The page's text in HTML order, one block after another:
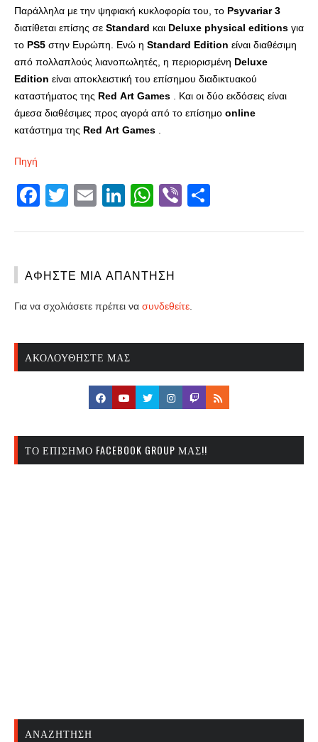
Παράλληλα με την ψηφιακή κυκλοφορία του, το Psyvariar 3
διατίθεται επίσης σε Standard και Deluxe physical editions για
το PS5 στην Ευρώπη. Ενώ η Standard Edition είναι διαθέσιμη
από πολλαπλούς λιανοπωλητές, η περιορισμένη Deluxe
Edition είναι αποκλειστική του επίσημου διαδικτυακού
καταστήματος της Red Art Games . Και οι δύο εκδόσεις είναι
άμεσα διαθέσιμες προς αγορά από το επίσημο online
κατάστημα της Red Art Games
Πηγή
Facebook
Twitter
EmailLinkedIn
WhatsApp
Viber
ΑΦΉΣΤΕ ΜΙΑ ΑΠΆΝΤΗΣΗ
Για να σχολιάσετε πρέπει να συνδεθείτε
ΑΚΟΛΟΥΘΉΣΤΕ ΜΑΣ
ΤΟ ΕΠΊΣΗΜΟ FACEBOOK GROUP ΜΑΣ!!
ΑΝΑΖΉΤΗΣΗ